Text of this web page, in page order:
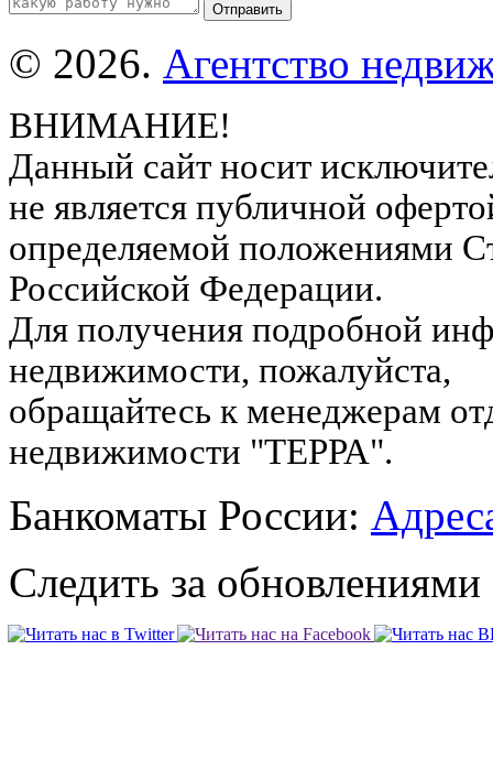
© 2026. Агентство
ВНИМАНИЕ!
Данный сайт носит
не является публичной
определяемой положениями
Российской Федерации.
Для получения подробной
недвижимости, пожалуйста,
обращайтесь к менеджерам
недвижимости "ТЕРРА".
Банкоматы России:
Следить за обновлениями